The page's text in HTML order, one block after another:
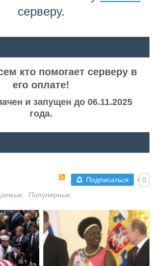
серверу.
кто помогает серверу в
его оплате!
и запущен до 06.11.2025
года.
Подписаться 0
Популярные